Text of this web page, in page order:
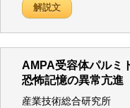
解説文
AMPA受容体パルミ
恐怖記憶の異常亢進
産業技術総合研究所